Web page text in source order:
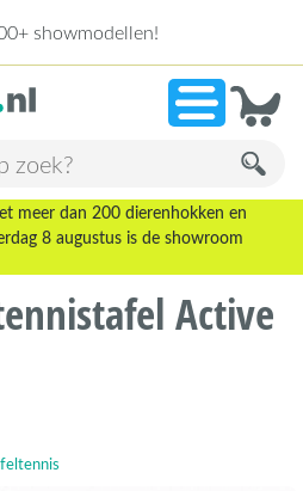
meer dan 200 dierenhokken en
8 augustus is de showroom
Active